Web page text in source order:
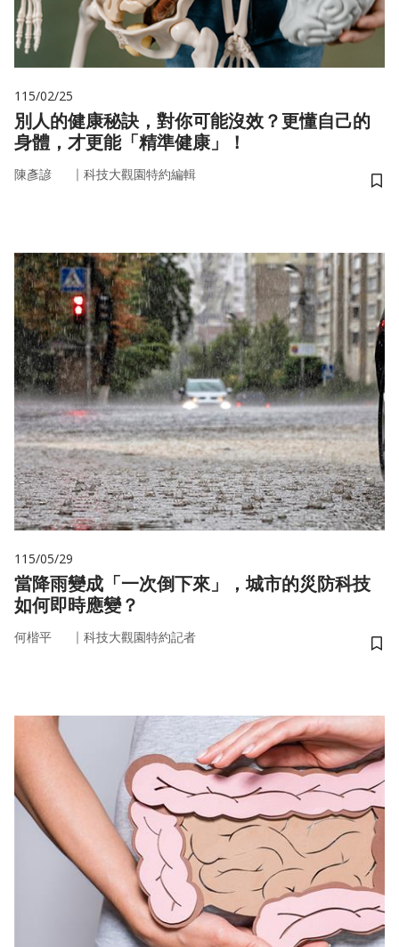
115/02/25
別人的健康秘訣，對你可能沒效？更懂自己的
身體，才更能「精準健康」！
陳彥諺 ｜ 科技大觀園特約編輯
儲
115/05/29
當降雨變成「一次倒下來」，城市的災防科技
如何即時應變？
何楷平 ｜ 科技大觀園特約記者
儲